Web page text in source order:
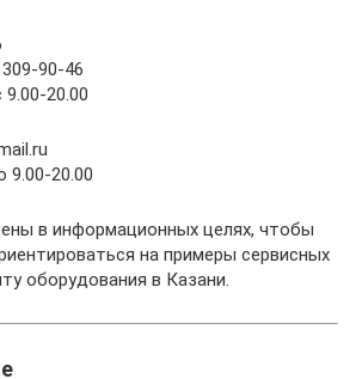
90-46
20.00
9.00-20.00
в информационных целях, чтобы
на примеры сервисных
оборудования в Казани.